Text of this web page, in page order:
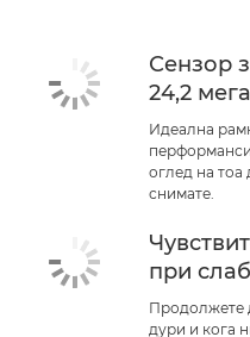
Сензор
24,2
Идеална
оглед на тоа
снимате.
при
Продолжете
дури и кога